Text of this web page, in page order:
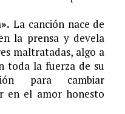
La canción nace de
la prensa y devela
maltratadas, algo a
toda la fuerza de su
para cambiar
en el amor honesto